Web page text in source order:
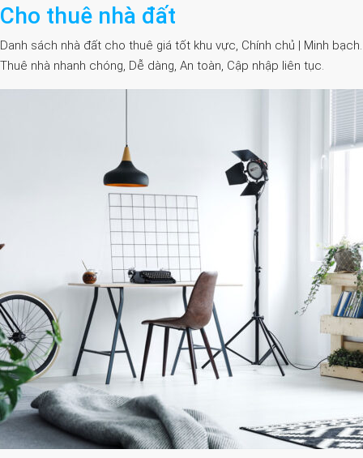
Cho thuê nhà đất
Danh sách nhà đất cho thuê giá tốt khu vực, Chính chủ | Minh bạch.
Thuê nhà nhanh chóng, Dễ dàng, An toàn, Cập nhập liên tục.